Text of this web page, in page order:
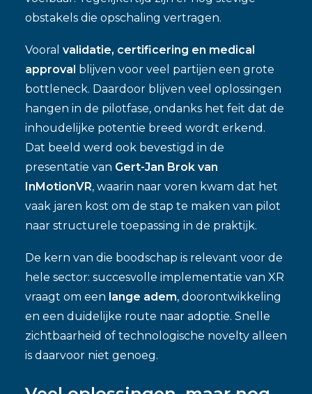
obstakels die opschaling vertragen.
Vooral validatie, certificering en medical
approval blijven voor veel partijen een grote
bottleneck. Daardoor blijven veel oplossingen
hangen in de pilotfase, ondanks het feit dat de
inhoudelijke potentie breed wordt erkend.
Dat beeld werd ook bevestigd in de
presentatie van Gert-Jan Brok van
InMotionVR, waarin naar voren kwam dat het
vaak jaren kost om de stap te maken van pilot
naar structurele toepassing in de praktijk.
De kern van die boodschap is relevant voor de
hele sector: succesvolle implementatie van XR
vraagt om een lange adem, doorontwikkeling
en een duidelijke route naar adoptie. Snelle
zichtbaarheid of technologische novelty alleen
is daarvoor niet genoeg.